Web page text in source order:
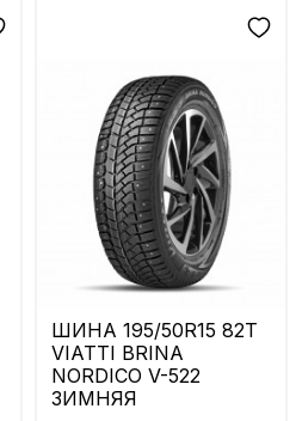
ШИНА 195/50R15 82T
VIATTI BRINA
NORDICO V-522
ЗИМНЯЯ